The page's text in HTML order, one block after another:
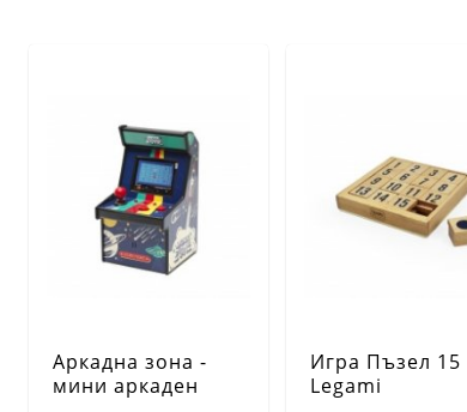
Аркадна зона -
мини аркаден
Игра Пъзел 15
Legami